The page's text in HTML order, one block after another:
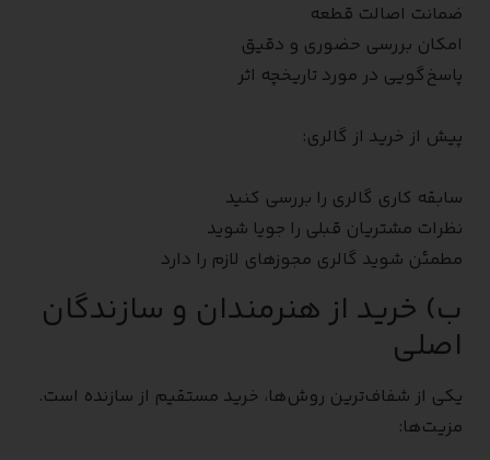
ضمانت اصالت قطعه
امکان بررسی حضوری و دقیق
پاسخ‌گویی در مورد تاریخچه اثر
پیش از خرید از گالری:
سابقه کاری گالری را بررسی کنید
نظرات مشتریان قبلی را جویا شوید
مطمئن شوید گالری مجوزهای لازم را دارد
ب) خرید از هنرمندان و سازندگان
اصلی
یکی از شفاف‌ترین روش‌ها، خرید مستقیم از سازنده است.
مزیت‌ها: